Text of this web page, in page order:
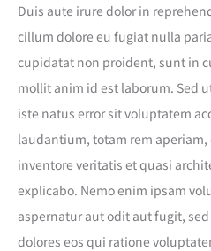
Duis aute irure dolor in
cillum dolore eu fugiat nulla
cupidatat non proident, sunt in
mollit anim id est laborum. Sed
iste natus error sit voluptatem
laudantium, totam rem
inventore veritatis et quasi
explicabo. Nemo enim ipsam
aspernatur aut odit aut fugit,
dolores eos qui ratione